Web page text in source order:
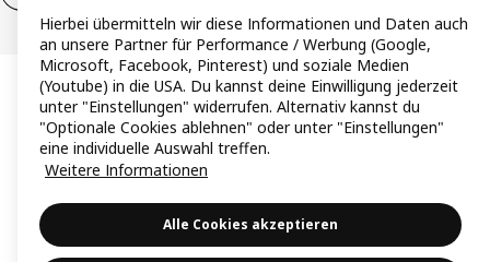
Hierbei übermitteln wir diese Informationen und Daten auch
an unsere Partner für Performance / Werbung (Google,
Microsoft, Facebook, Pinterest) und soziale Medien
(Youtube) in die USA. Du kannst deine Einwilligung jederzeit
unter "Einstellungen" widerrufen. Alternativ kannst du
"Optionale Cookies ablehnen" oder unter "Einstellungen"
eine individuelle Auswahl treffen.
Weitere Informationen
Alle Cookies akzeptieren